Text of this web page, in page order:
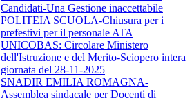
Candidati-Una Gestione inaccettabile
POLITEIA SCUOLA-Chiusura per i
prefestivi per il personale ATA
UNICOBAS: Circolare Ministero
dell'Istruzione e del Merito-Sciopero intera
giornata del 28-11-2025
SNADIR EMILIA ROMAGNA-
Assemblea sindacale per Docenti di